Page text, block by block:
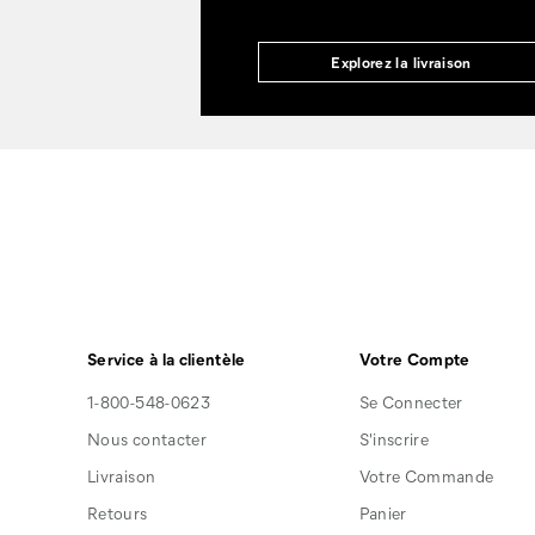
Explorez la livraison
Service à la clientèle
1-800-548-0623
Nous contacter
Livraison
Retours
Votre Compte
Se Connecter
S'inscrire
Votre Commande
Panier